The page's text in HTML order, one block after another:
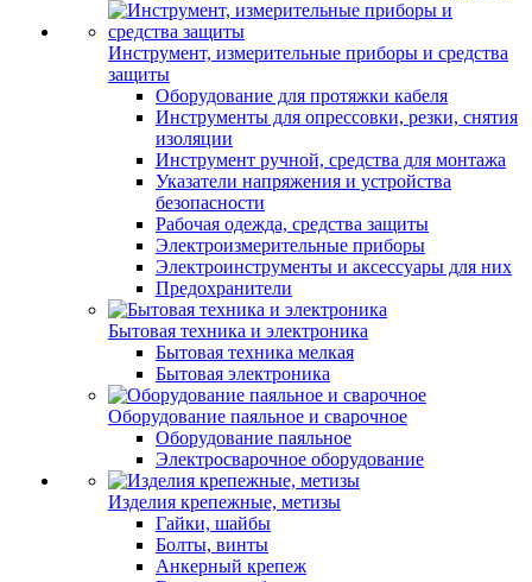
Инструмент, измерительные приборы и средства
защиты
Оборудование для протяжки кабеля
Инструменты для опрессовки, резки, снятия
изоляции
Инструмент ручной, средства для монтажа
Указатели напряжения и устройства
безопасности
Рабочая одежда, средства защиты
Электроизмерительные приборы
Электроинструменты и аксессуары для них
Предохранители
Бытовая техника и электроника
Бытовая техника мелкая
Бытовая электроника
Оборудование паяльное и сварочное
Оборудование паяльное
Электросварочное оборудование
Изделия крепежные, метизы
Гайки, шайбы
Болты, винты
Анкерный крепеж